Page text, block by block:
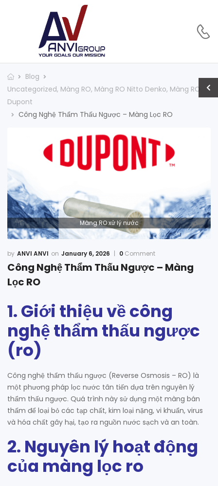
Blog
Uncategorized, Màng RO, Màng RO Nitto Denko, Màng RO
Dupont
Công Nghệ Thẩm Thấu Ngược – Màng Lọc RO
Màng RO xử lý nước
ANVI ANVI January 6, 2026 0 Comment
Công Nghệ Thẩm Thấu Ngược – Màng
Lọc RO
1. Giới thiệu về công
nghệ thẩm thấu ngược
(ro)
Công nghệ thẩm thấu ngược (Reverse Osmosis – RO) là
một phương pháp lọc nước tân tiến dựa trên nguyên lý
thẩm thấu ngược. Quá trình này sử dụng một màng bán
thấm để loại bỏ các tạp chất, kim loại nặng, vi khuẩn, virus
và hóa chất gây hại, tạo ra nguồn nước sạch và an toàn.
2. Nguyên lý hoạt động
của màng lọc ro